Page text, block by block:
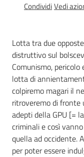
CondividiVedi
Lotta tra due
distruttivo sul
Comunismo,
lotta di
colpiremo magari il
ritroveremo di fronte
adepti della GPU [=
criminali e così
quella ad occidente.
per poter essere